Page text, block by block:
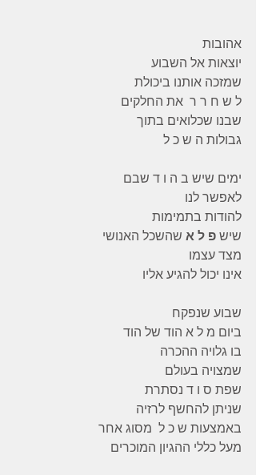
אהובות
יוצאות אל השבוע
שמזכה אותנו ביכולת
ל ש ח ר ר  את החלקים
שבנו שכלואים בתוך
גבולות ה ש כ ל
ימים שיש ב ה ו ד שבם
לאפשר לנו
להודות בתמימות
שיש פ ל א שהשכל האנושי
מצד עצמו
אינו יכול להגיע אליו
שבוע שנפקח
ביום מ ל א הוד של הוד
בו גלויה ההכרה
שמצויה בעולם
שפת ס ו ד נסתרת
שניתן להחשף לרזיה
באמצעות ש כ ל  מסוג אחר
מעל כללי ההגיון המוכרים